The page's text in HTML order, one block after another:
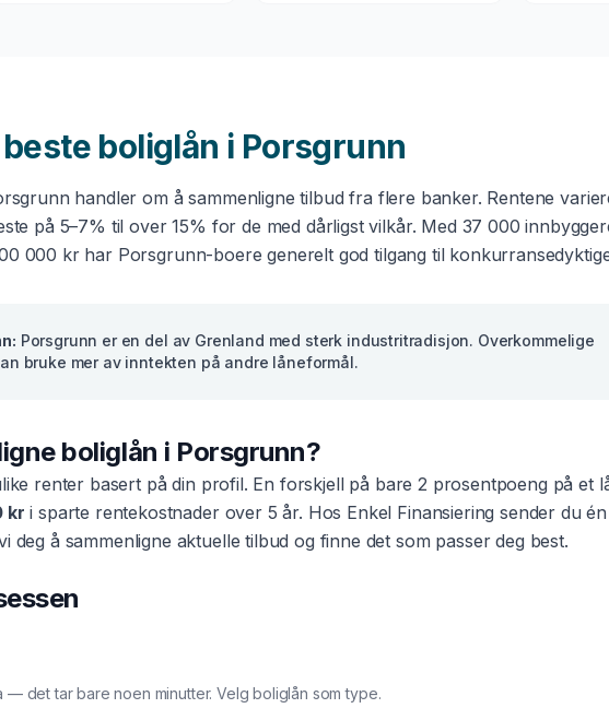
boliglån i Porsgrunn
handler om å sammenligne tilbud fra flere banker. Rentene
på 5–7% til over 15% for de med dårligst vilkår. Med 37 000
000 krhar Porsgrunn-boere generelt god tilgang til
: Porsgrunn er en del av Grenland med sterk industritradisjon. Overkommelige
bruke mer av inntekten på andre låneformål.
boliglån i Porsgrunn?
renter basert på din profil. En forskjell på bare 2 prosentpoeng på et
kr i sparte rentekostnader over 5 år. Hos Enkel Finansiering sender du én
å sammenligne aktuelle tilbud og finne det som passer deg best.
— det tar bare noen minutter. Velg boliglån som type.